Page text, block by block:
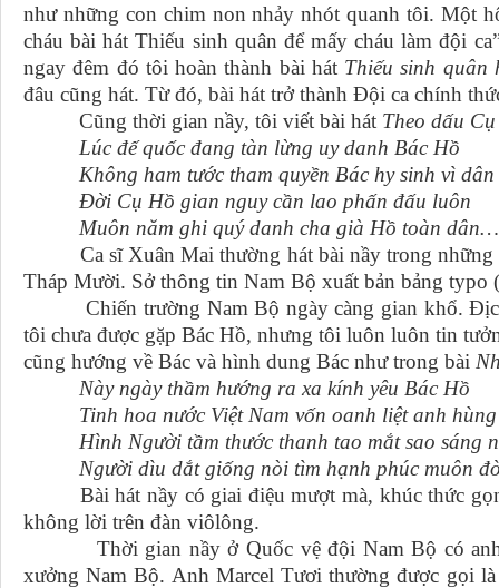
như những con chim non nhảy nhót quanh tôi. Một
cháu bài hát Thiếu sinh quân để mấy cháu làm đội
ngay đêm đó tôi hoàn thành bài hát Thiếu sinh quân
đâu cũng hát. Từ đó, bài hát trở thành Đội ca chính
Cũng thời gian nầy, tôi viết bài hát Theo dấu
Lúc đế quốc đang tàn lừng uy danh Bác Hồ
Không ham tước tham quyền Bác hy sinh vì dân
Đời Cụ Hồ gian nguy cần lao phấn đấu luôn
Muôn năm ghi quý danh cha già Hồ toàn dân…
Ca sĩ Xuân Mai thường hát bài nầy trong những
Tháp Mười. Sở thông tin Nam Bộ xuất bản bảng typo
Chiến trường Nam Bộ ngày càng gian khổ.
tôi chưa được gặp Bác Hồ, nhưng tôi luôn luôn tin
cũng hướng về Bác và hình dung Bác như trong bài
Này ngày thầm hướng ra xa kính yêu Bác Hồ
Tinh hoa nước Việt Nam vốn oanh liệt anh hùng
Hình Người tầm thước thanh tao mắt sao sáng
Người dìu dắt giống nòi tìm hạnh phúc muôn
Bài hát nầy có giai điệu mượt mà, khúc thức gọn
không lời trên đàn viôlông.
Thời gian nầy ở Quốc vệ đội Nam Bộ có anh
xưởng Nam Bộ. Anh Marcel Tươi thường được gọi